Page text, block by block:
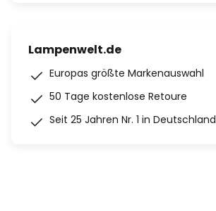
Lampenwelt.de
Europas größte Markenauswahl
50 Tage kostenlose Retoure
Seit 25 Jahren Nr. 1 in Deutschland